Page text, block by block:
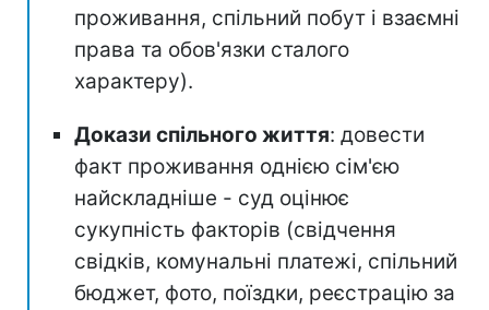
проживання, спільний побут і взаємні
права та обов'язки сталого
характеру).
Докази спільного життя: довести
факт проживання однією сім'єю
найскладніше - суд оцінює
сукупність факторів (свідчення
свідків, комунальні платежі, спільний
бюджет, фото, поїздки, реєстрацію за